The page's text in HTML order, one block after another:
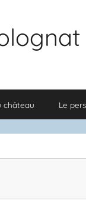
château Le